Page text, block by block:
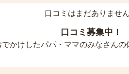
口コミはまだありません
口コミ募集中！
かけしたパパ・ママのみなさんの